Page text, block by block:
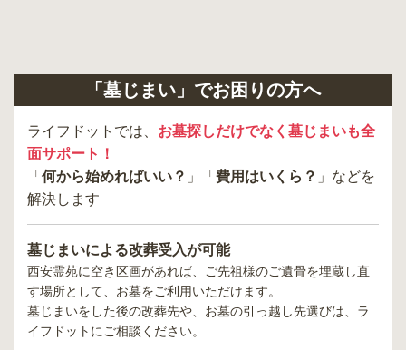
「墓じまい」でお困りの方へ
ライフドットでは、 お墓探しだけでなく墓じまいも全
面サポート！
「 何から始めればいい？ 」「 費用はいくら？ 」などを
解決します
墓じまいによる改葬受入が可能
西安霊苑に空き区画があれば、ご先祖様のご遺骨を埋蔵し直
す場所として、お墓をご利用いただけます。
墓じまいをした後の改葬先や、お墓の引っ越し先選びは、ラ
イフドットにご相談ください。